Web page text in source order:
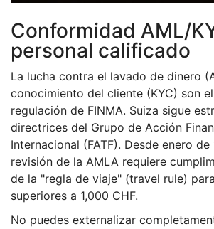
Conformidad AML/
personal calificado
La lucha contra el lavado de dinero
conocimiento del cliente (KYC) son
regulación de FINMA. Suiza sigue
directrices del Grupo de Acción
Internacional (FATF). Desde enero de
revisión de la AMLA requiere
de la "regla de viaje" (travel rule)
superiores a 1,000 CHF.
No puedes externalizar